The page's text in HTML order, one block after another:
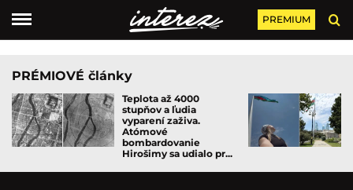
PREMIUM
PRÉMIOVÉ články
Teplota až 4000
stupňov a ľudia
vyparení zaživa.
Atómové
bombardovanie
Hirošimy sa udialo pr...